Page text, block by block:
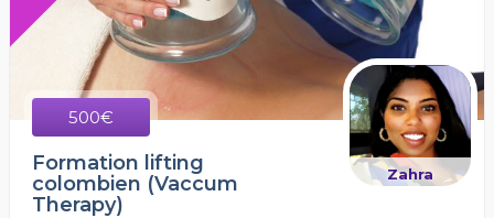
500€
Zahra
Formation lifting
colombien (Vaccum
Therapy)